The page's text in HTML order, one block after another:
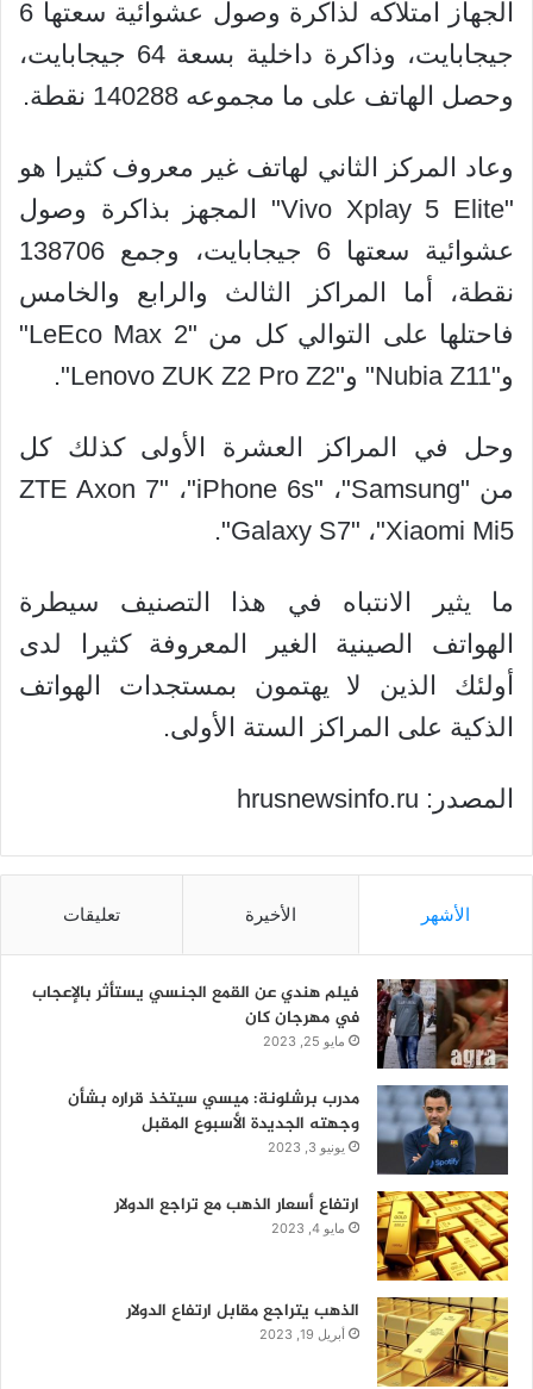
الجهاز امتلاكه لذاكرة وصول عشوائية سعتها 6
جيجابايت، وذاكرة داخلية بسعة 64 جيجابايت،
وحصل الهاتف على ما مجموعه 140288 نقطة.
وعاد المركز الثاني لهاتف غير معروف كثيرا هو
"Vivo Xplay 5 Elite" المجهز بذاكرة وصول
عشوائية سعتها 6 جيجابايت، وجمع 138706
نقطة، أما المراكز الثالث والرابع والخامس
فاحتلها على التوالي كل من "LeEco Max 2"
و"Nubia Z11" و"Lenovo ZUK Z2 Pro Z2".
وحل في المراكز العشرة الأولى كذلك كل
من "ZTE Axon 7" ،"iPhone 6s" ،"Samsung
Galaxy S7" ،"Xiaomi Mi5".
ما يثير الانتباه في هذا التصنيف سيطرة
الهواتف الصينية الغير المعروفة كثيرا لدى
أولئك الذين لا يهتمون بمستجدات الهواتف
الذكية على المراكز الستة الأولى.
المصدر: hrusnewsinfo.ru
الأشهر الأخيرة تعليقات
فيلم هندي عن القمع الجنسي يستأثر بالإعجاب
في مهرجان كان
مايو 25, 2023
مدرب برشلونة: ميسي سيتخذ قراره بشأن
وجهته الجديدة الأسبوع المقبل
يونيو 3, 2023
ارتفاع أسعار الذهب مع تراجع الدولار
مايو 4, 2023
الذهب يتراجع مقابل ارتفاع الدولار
أبريل 19, 2023